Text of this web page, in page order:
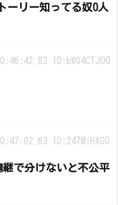
ーリー知ってる奴0人
ID:bW04CTJO0
ID:247MiHXG0
継で分けないと不公平